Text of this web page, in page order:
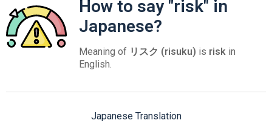
How to say "risk" in
Japanese?
Meaning of リスク (risuku) is risk in
English.
Japanese Translation